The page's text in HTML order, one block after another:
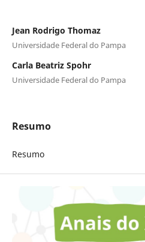
Jean Rodrigo Thomaz
Universidade Federal do Pampa
Carla Beatriz Spohr
Universidade Federal do Pampa
Resumo
Resumo